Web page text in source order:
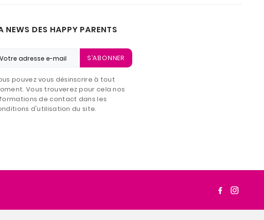
NEWS DES HAPPY PARENTS
S’ABONNER
pouvez vous désinscrire à tout
Vous trouverez pour cela nos
de contact dans les
d'utilisation du site.